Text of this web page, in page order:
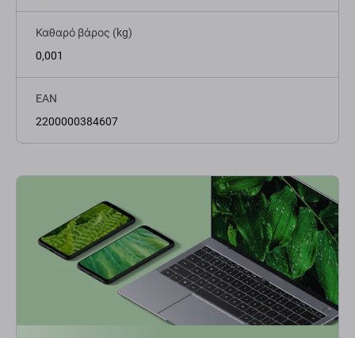
Καθαρό βάρος (kg)
0,001
EAN
2200000384607